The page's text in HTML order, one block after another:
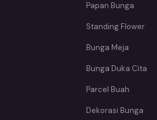
Papan Bunga
Standing Flower
Bunga Meja
Bunga Duka Cita
Parcel Buah
Dekorasi Bunga